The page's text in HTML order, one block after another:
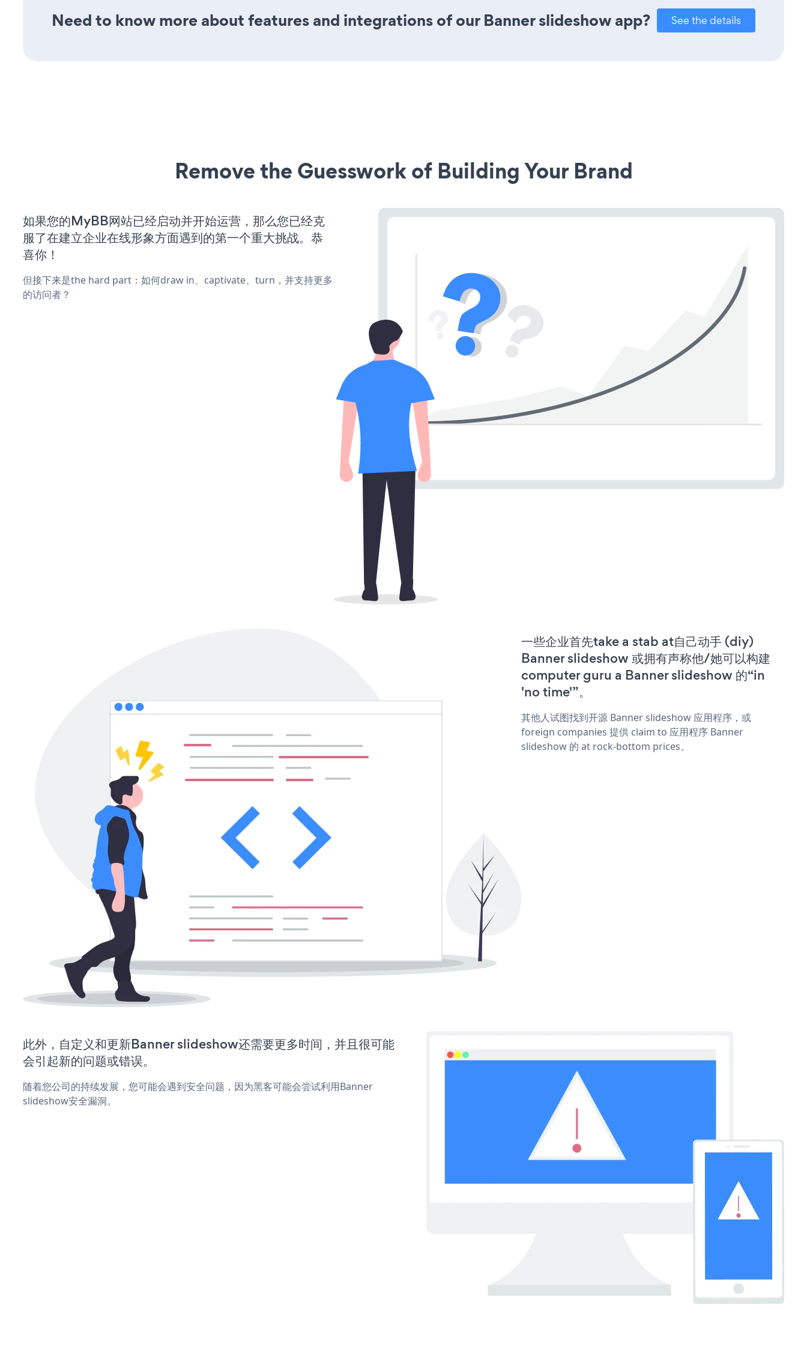
Need to know more about features and integrations of our Banner slideshow app? See the details
Remove the Guesswork of Building Your Brand
如果您的MyBB网站已经启动并开始运营，那么您已经克
服了在建立企业在线形象方面遇到的第一个重大挑战。恭
喜你！
但接下来是the hard part：如何draw in、captivate、turn，并支持更多
的访问者？
一些企业首先take a stab at自己动手 (diy)
Banner slideshow 或拥有声称他/她可以构建
computer guru a Banner slideshow 的“in
'no time'”。
其他人试图找到开源 Banner slideshow 应用程序，或
foreign companies 提供 claim to 应用程序 Banner
slideshow 的 at rock-bottom prices。
此外，自定义和更新Banner slideshow还需要更多时间，并且很可能
会引起新的问题或错误。
随着您公司的持续发展，您可能会遇到安全问题，因为黑客可能会尝试利用Banner
slideshow安全漏洞。